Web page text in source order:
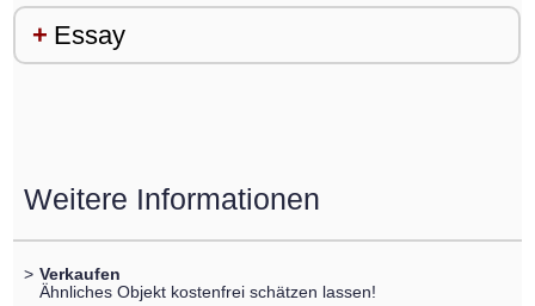
Essay
Weitere Informationen
> Verkaufen
Ähnliches Objekt kostenfrei schätzen lassen!